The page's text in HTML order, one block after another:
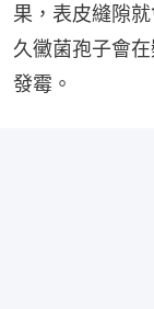
果，表皮縫隙
久黴菌孢子會
發霉。